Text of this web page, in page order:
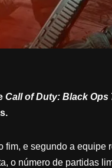
Call of Duty: Black Ops
fim, e segundo a equipe
o número de partidas